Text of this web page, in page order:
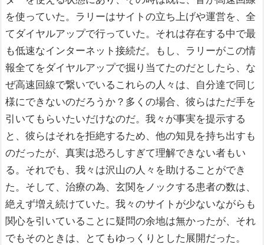
を使っていた。ラリーはサイトの立ち上げや運営を、全
てダイヤルアップで行っていた。それは存在する中で最
も低速なインターネット接続だ。もし、ラリーがこの情
報全てをダイヤルアップで掘り当てたのだとしたら、な
ぜ高速回線で繋いでいるこれらの人々は、自分達で同じ
様にできないのだろうか？多くの場合、彼らはただ手を
引いてもらいたいだけなのだ。我々が事実を提示する
と、彼らはそれを拒絶するため、他の知見を持ち出すも
のだったが、真実は恐ろしすぎて理解できない者もい
る。それでも、我々は沢山の人々を助けることができ
た。そして、治療の為、玄関をノックする患者の数は、
絶えず増え続けていた。我々のサイトが少ないながらも
関心を引いていることに疑問の余地は無かったが、それ
でもそのときは、とてもゆっくりとした展開だった。